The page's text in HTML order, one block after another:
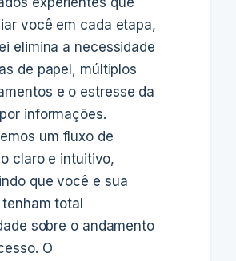
você em cada etapa,
elimina a necessidade
de papel, múltiplos
e o estresse da
informações.
um fluxo de
claro e intuitivo,
que você e sua
total
sobre o andamento
O